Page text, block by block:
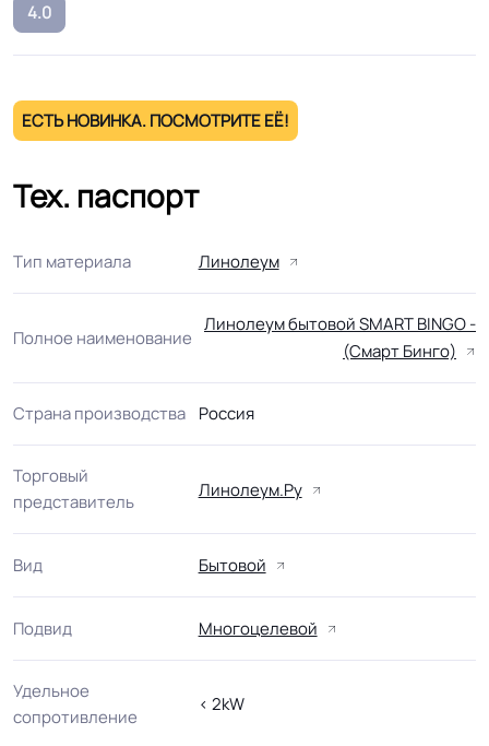
4.0
ЕСТЬ НОВИНКА. ПОСМОТРИТЕ ЕЁ!
Тех. паспорт
Тип материала Линолеум
Полное наименование
Линолеум бытовой SMART BINGO -
(Смарт Бинго)
Страна производства Россия
Торговый
представитель
Линолеум.Ру
Вид Бытовой
Подвид Многоцелевой
Удельное
сопротивление
< 2kW